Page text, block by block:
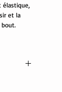
élastique,
et la